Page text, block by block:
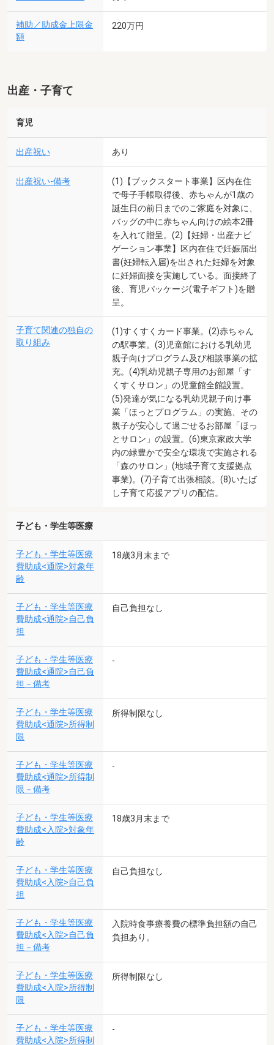
補助／助成金上限金
額
220万円
出産・子育て
育児
出産祝い あり
出産祝い-備考
(1)【ブックスタート事業】区内在住
で母子手帳取得後、赤ちゃんが1歳の
誕生日の前日までのご家庭を対象に、
バッグの中に赤ちゃん向けの絵本2冊
を入れて贈呈。(2)【妊婦・出産ナビ
ゲーション事業】区内在住で妊娠届出
書(妊婦転入届)を出された妊婦を対象
に妊婦面接を実施している。面接終了
後、育児パッケージ(電子ギフト)を贈
呈。
子育て関連の独自の
取り組み
(1)すくすくカード事業。(2)赤ちゃん
の駅事業。(3)児童館における乳幼児
親子向けプログラム及び相談事業の拡
充。(4)乳幼児親子専用のお部屋「す
くすくサロン」の児童館全館設置。
(5)発達が気になる乳幼児親子向け事
業「ほっとプログラム」の実施、その
親子が安心して過ごせるお部屋「ほっ
とサロン」の設置。(6)東京家政大学
内の緑豊かで安全な環境で実施される
「森のサロン」(地域子育て支援拠点
事業)。(7)子育て出張相談。(8)いたば
し子育て応援アプリの配信。
子ども・学生等医療
子ども・学生等医療
費助成<通院>対象年
齢
18歳3月末まで
子ども・学生等医療
費助成<通院>自己負
担
自己負担なし
子ども・学生等医療
費助成<通院>自己負
担－備考
-
子ども・学生等医療
費助成<通院>所得制
限
所得制限なし
子ども・学生等医療
費助成<通院>所得制
限－備考
-
子ども・学生等医療
費助成<入院>対象年
齢
18歳3月末まで
子ども・学生等医療
費助成<入院>自己負
担
自己負担なし
子ども・学生等医療
費助成<入院>自己負
担－備考
入院時食事療養費の標準負担額の自己
負担あり。
子ども・学生等医療
費助成<入院>所得制
限
所得制限なし
子ども・学生等医療
費助成<入院>所得制
-